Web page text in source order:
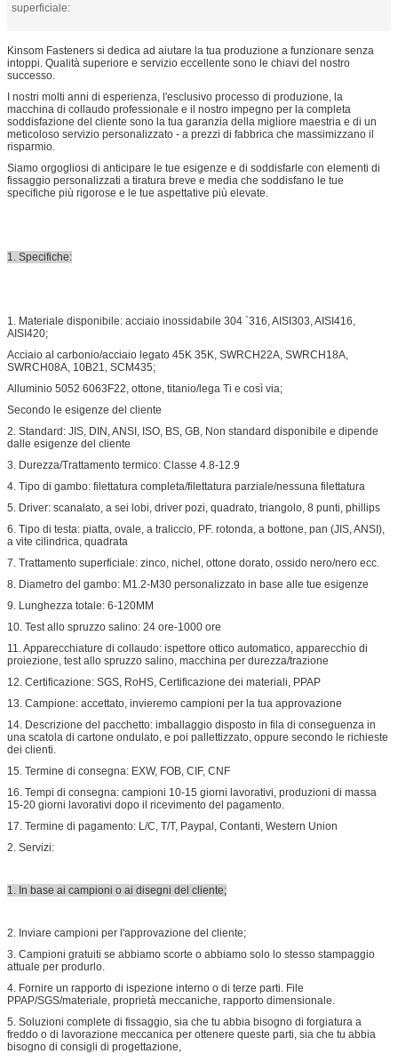
superficiale:
Kinsom Fasteners si dedica ad aiutare la tua produzione a funzionare senza
intoppi. Qualità superiore e servizio eccellente sono le chiavi del nostro
successo.
I nostri molti anni di esperienza, l'esclusivo processo di produzione, la
macchina di collaudo professionale e il nostro impegno per la completa
soddisfazione del cliente sono la tua garanzia della migliore maestria e di un
meticoloso servizio personalizzato - a prezzi di fabbrica che massimizzano il
risparmio.
Siamo orgogliosi di anticipare le tue esigenze e di soddisfarle con elementi di
fissaggio personalizzati a tiratura breve e media che soddisfano le tue
specifiche più rigorose e le tue aspettative più elevate.
1. Specifiche:
1. Materiale disponibile: acciaio inossidabile 304 `316, AISI303, AISI416,
AISI420;
Acciaio al carbonio/acciaio legato 45K 35K, SWRCH22A, SWRCH18A,
SWRCH08A, 10B21, SCM435;
Alluminio 5052 6063F22, ottone, titanio/lega Ti e così via;
Secondo le esigenze del cliente
2. Standard: JIS, DIN, ANSI, ISO, BS, GB, Non standard disponibile e dipende
dalle esigenze del cliente
3. Durezza/Trattamento termico: Classe 4.8-12.9
4. Tipo di gambo: filettatura completa/filettatura parziale/nessuna filettatura
5. Driver: scanalato, a sei lobi, driver pozi, quadrato, triangolo, 8 punti, phillips
6. Tipo di testa: piatta, ovale, a traliccio, PF. rotonda, a bottone, pan (JIS, ANSI),
a vite cilindrica, quadrata
7. Trattamento superficiale: zinco, nichel, ottone dorato, ossido nero/nero ecc.
8. Diametro del gambo: M1.2-M30 personalizzato in base alle tue esigenze
9. Lunghezza totale: 6-120MM
10. Test allo spruzzo salino: 24 ore-1000 ore
11. Apparecchiature di collaudo: ispettore ottico automatico, apparecchio di
proiezione, test allo spruzzo salino, macchina per durezza/trazione
12. Certificazione: SGS, RoHS, Certificazione dei materiali, PPAP
13. Campione: accettato, invieremo campioni per la tua approvazione
14. Descrizione del pacchetto: imballaggio disposto in fila di conseguenza in
una scatola di cartone ondulato, e poi pallettizzato, oppure secondo le richieste
dei clienti.
15. Termine di consegna: EXW, FOB, CIF, CNF
16. Tempi di consegna: campioni 10-15 giorni lavorativi, produzioni di massa
15-20 giorni lavorativi dopo il ricevimento del pagamento.
17. Termine di pagamento: L/C, T/T, Paypal, Contanti, Western Union
2. Servizi:
1. In base ai campioni o ai disegni del cliente;
2. Inviare campioni per l'approvazione del cliente;
3. Campioni gratuiti se abbiamo scorte o abbiamo solo lo stesso stampaggio
attuale per produrlo.
4. Fornire un rapporto di ispezione interno o di terze parti. File
PPAP/SGS/materiale, proprietà meccaniche, rapporto dimensionale.
5. Soluzioni complete di fissaggio, sia che tu abbia bisogno di forgiatura a
freddo o di lavorazione meccanica per ottenere queste parti, sia che tu abbia
bisogno di consigli di progettazione,